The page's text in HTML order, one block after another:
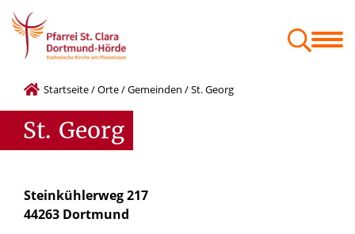
Startseite/Orte/Gemeinden /St. Georg
St. Georg
Steinkühlerweg 217
44263 Dortmund